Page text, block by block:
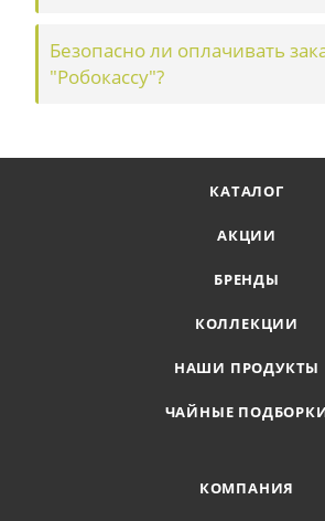
Безопасно ли оплачивать
"Робокассу"?
КАТАЛОГ
АКЦИИ
БРЕНДЫ
КОЛЛЕКЦИИ
НАШИ ПРОДУКТЫ
ЧАЙНЫЕ
КОМПАНИЯ